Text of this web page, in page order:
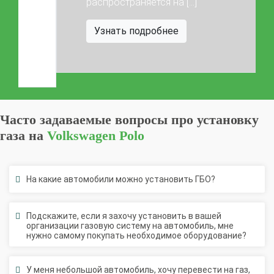
Узнать подробнее
Часто задаваемые вопросы про установку
газа наVolkswagen Polo
организации газовую систему на автомобиль, мне
нужно самому покупать необходимое оборудование?
но места в багажнике крайне мало. Если установлю ГБО,